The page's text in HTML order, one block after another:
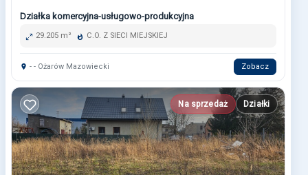
Działka komercyjna-usługowo-produkcyjna
29.205 m² C.O. Z SIECI MIEJSKIEJ
- - Ożarów Mazowiecki Zobacz
Na sprzedaż Działki